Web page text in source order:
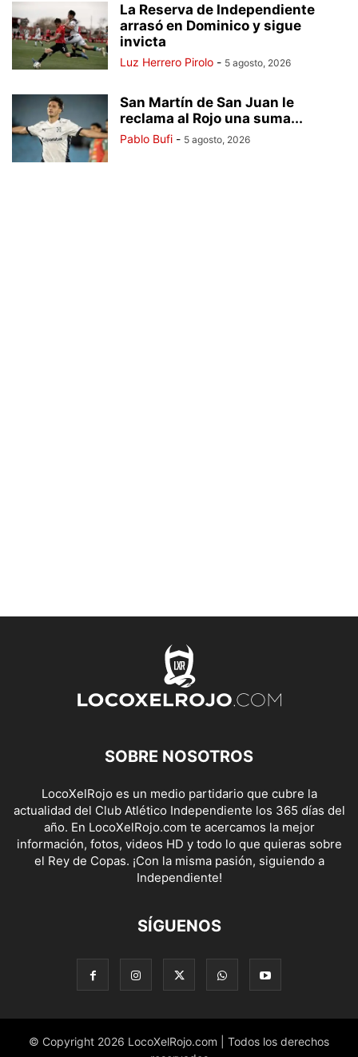
La Reserva de Independiente
arrasó en Dominico y sigue
invicta
Luz Herrero Pirolo - 5 agosto, 2026
San Martín de San Juan le
reclama al Rojo una suma...
Pablo Bufi - 5 agosto, 2026
SOBRE NOSOTROS
LocoXelRojo es un medio partidario que cubre la
actualidad del Club Atlético Independiente los 365 días del
año. En LocoXelRojo.com te acercamos la mejor
información, fotos, videos HD y todo lo que quieras sobre
el Rey de Copas. ¡Con la misma pasión, siguiendo a
Independiente!
SÍGUENOS
© Copyright 2026 LocoXelRojo.com | Todos los derechos